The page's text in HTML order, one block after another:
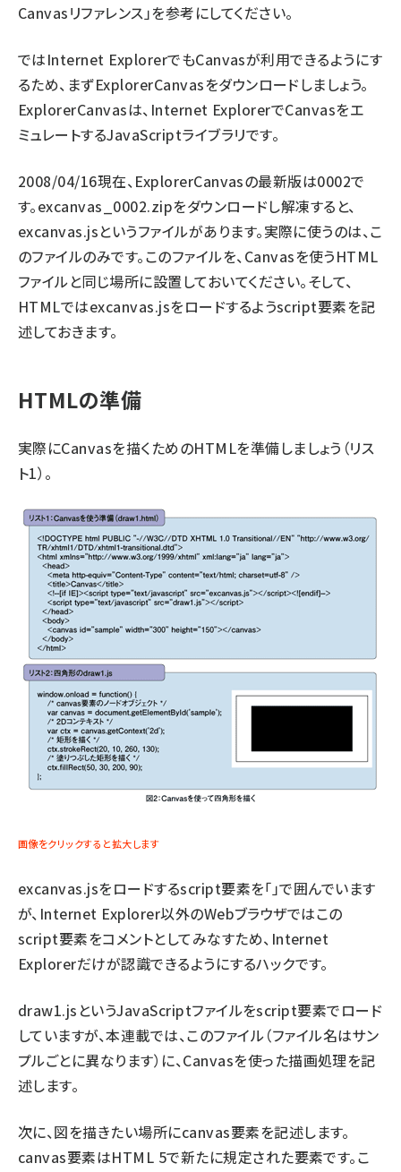
Canvasリファレンス」を参考にしてください。
ではInternet ExplorerでもCanvasが利用できるようにす
るため、まずExplorerCanvasをダウンロードしましょう。
ExplorerCanvasは、Internet ExplorerでCanvasをエ
ミュレートするJavaScriptライブラリです。
2008/04/16現在、ExplorerCanvasの最新版は0002で
す。excanvas_0002.zipをダウンロードし解凍すると、
excanvas.jsというファイルがあります。実際に使うのは、こ
のファイルのみです。このファイルを、Canvasを使うHTML
ファイルと同じ場所に設置しておいてください。そして、
HTMLではexcanvas.jsをロードするようscript要素を記
述しておきます。
HTMLの準備
実際にCanvasを描くためのHTMLを準備しましょう（リス
ト1）。
画像をクリックすると拡大します
excanvas.jsをロードするscript要素を「」で囲んでいます
が、Internet Explorer以外のWebブラウザではこの
script要素をコメントとしてみなすため、Internet
Explorerだけが認識できるようにするハックです。
draw1.jsというJavaScriptファイルをscript要素でロード
していますが、本連載では、このファイル（ファイル名はサン
プルごとに異なります）に、Canvasを使った描画処理を記
述します。
次に、図を描きたい場所にcanvas要素を記述します。
canvas要素はHTML 5で新たに規定された要素です。こ